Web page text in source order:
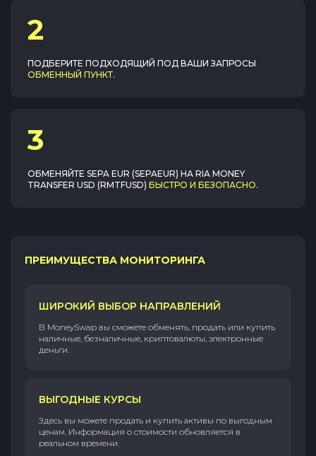
2
ПОДБЕРИТЕ ПОДХОДЯЩИЙ ПОД ВАШИ ЗАПРОСЫ
ОБМЕННЫЙ ПУНКТ.
3
ОБМЕНЯЙТЕ SEPA EUR (SEPAEUR) НА RIA MONEY
TRANSFER USD (RMTFUSD) БЫСТРО И БЕЗОПАСНО.
ПРЕИМУЩЕСТВА МОНИТОРИНГА
ШИРОКИЙ ВЫБОР НАПРАВЛЕНИЙ
В MoneySwap вы сможете обменять, продать или купить
наличные, безналичные, криптовалюты, электронные
деньги.
ВЫГОДНЫЕ КУРСЫ
Здесь вы можете продать и купить активы по выгодным
ценам. Информация о стоимости обновляется в
реальном времени.